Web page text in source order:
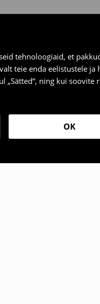
tehnoloogiaid, et
teie enda eelistustele
„Sätted“, ning kui soovite
OK